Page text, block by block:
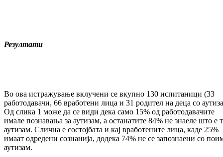
Резултати
Во ова истражување вклучени се вкупно 130 испитаници (33
работодавачи, 66 вработени лица и 31 родител на деца со
Од слика 1 може да се види дека само 15% од работодавачите
имале познавања за аутизам, а останатите 84% не знаеле што е
аутизам. Слична е состојбата и кај вработените лица, каде 25%
имаат одредени сознанија, додека 74% не се запознаени со
аутизам.